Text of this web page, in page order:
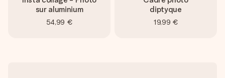
sur aluminium
54,99 €
diptyque
19,99 €